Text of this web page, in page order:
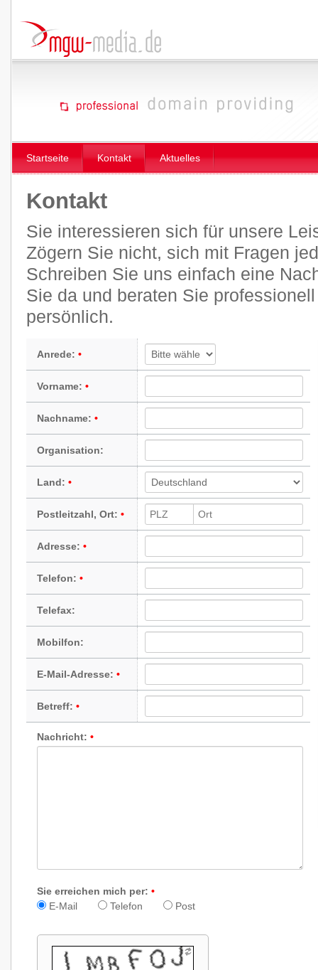
Startseite Kontakt Aktuelles
Kontakt
Sie interessieren sich für unsere
Zögern Sie nicht, sich mit Fragen
Schreiben Sie uns einfach eine
Sie da und beraten Sie
persönlich.
Anrede:
Vorname:
Nachname:
Organisation:
Land:
Postleitzahl, Ort:
Adresse:
Telefon:
Telefax:
Mobilfon:
E-Mail-Adresse:
Betreff:
Nachricht:
Sie erreichen mich per:
E-Mail
Telefon Post